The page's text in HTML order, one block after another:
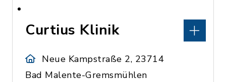
Curtius Klinik
Neue Kampstraße 2, 23714
Bad Malente-Gremsmühlen